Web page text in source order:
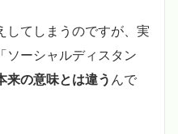
してしまうのですが、実
ソーシャルディスタン
来の意味とは違う んで